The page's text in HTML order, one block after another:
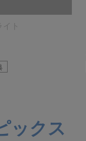
ト
ックス